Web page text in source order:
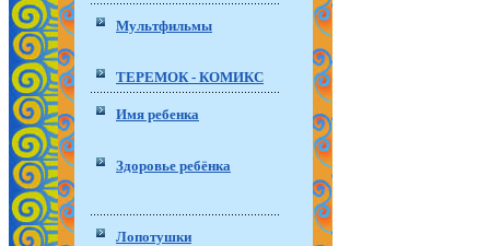
Мультфильмы
ТЕРЕМОК - КОМИКС
Имя ребенка
Здоровье ребёнка
Лопотушки